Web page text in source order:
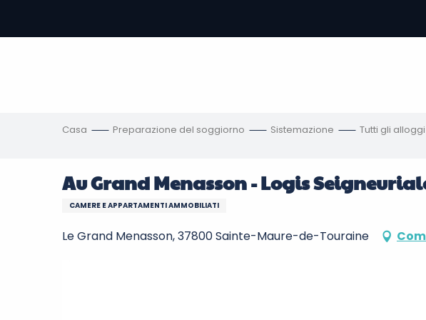
contenu
Casa Preparazione del soggiorno Sistemazione Tutti gli alloggi
Au Grand Menasson - Logis
CAMERE E APPARTAMENTI AMMOBILIATI
Le Grand Menasson, 37800 Sainte-Maure-de-Touraine